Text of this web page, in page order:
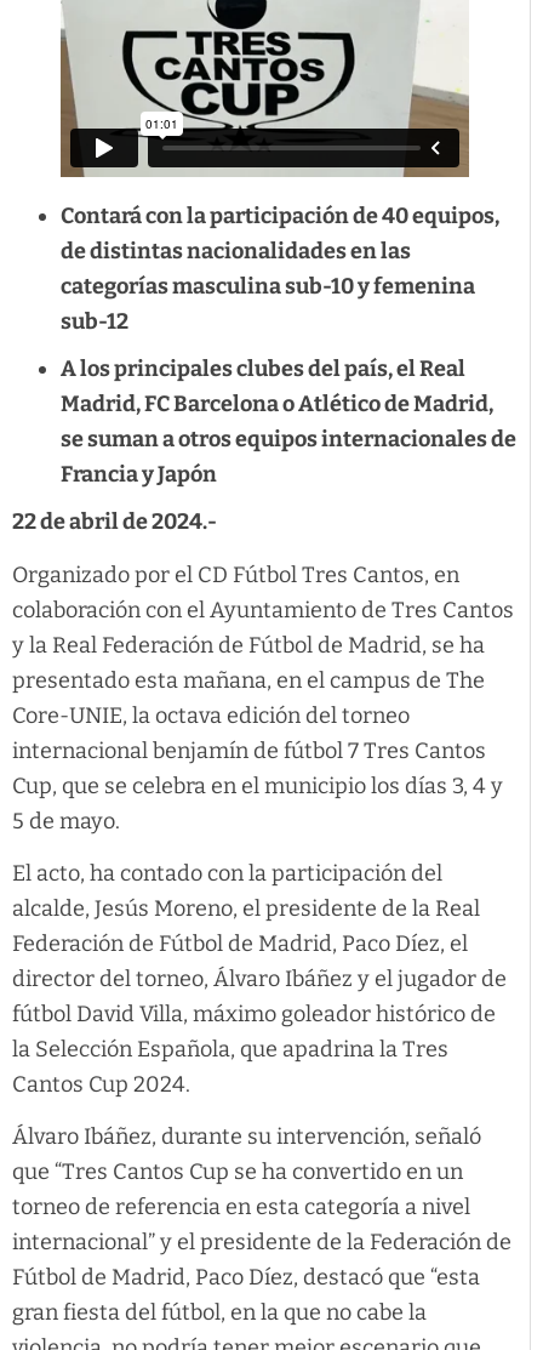
Contará con la participación de 40 equipos,
de distintas nacionalidades en las
categorías masculina sub-10 y femenina
sub-12
A los principales clubes del país, el Real
Madrid, FC Barcelona o Atlético de Madrid,
se suman a otros equipos internacionales de
Francia y Japón
22 de abril de 2024.-
Organizado por el CD Fútbol Tres Cantos, en
colaboración con el Ayuntamiento de Tres Cantos
y la Real Federación de Fútbol de Madrid, se ha
presentado esta mañana, en el campus de The
Core-UNIE, la octava edición del torneo
internacional benjamín de fútbol 7 Tres Cantos
Cup, que se celebra en el municipio los días 3, 4 y
5 de mayo.
El acto, ha contado con la participación del
alcalde, Jesús Moreno, el presidente de la Real
Federación de Fútbol de Madrid, Paco Díez, el
director del torneo, Álvaro Ibáñez y el jugador de
fútbol David Villa, máximo goleador histórico de
la Selección Española, que apadrina la Tres
Cantos Cup 2024.
Álvaro Ibáñez, durante su intervención, señaló
que “Tres Cantos Cup se ha convertido en un
torneo de referencia en esta categoría a nivel
internacional” y el presidente de la Federación de
Fútbol de Madrid, Paco Díez, destacó que “esta
gran fiesta del fútbol, en la que no cabe la